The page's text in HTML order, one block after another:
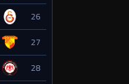
26
27
28